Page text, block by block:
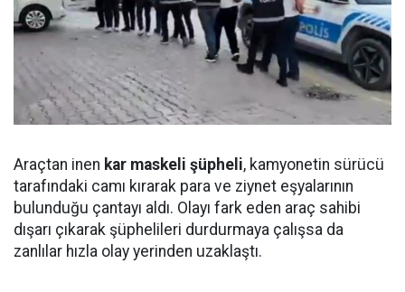
Araçtan inen kar maskeli şüpheli, kamyonetin sürücü
tarafındaki camı kırarak para ve ziynet eşyalarının
bulunduğu çantayı aldı. Olayı fark eden araç sahibi
dışarı çıkarak şüphelileri durdurmaya çalışsa da
zanlılar hızla olay yerinden uzaklaştı.